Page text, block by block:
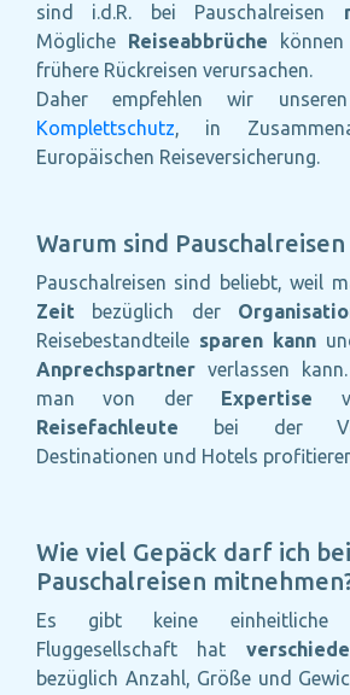
sind i.d.R. bei Pauschalreisen
Mögliche Reiseabbrüche können
frühere Rückreisen verursachen.
Daher empfehlen wir unseren
Komplettschutz, in
Europäischen Reiseversicherung.
Warum sind
Pauschalreisen sind beliebt, weil
Zeit bezüglich der
Reisebestandteile sparen kann
Anprechspartner verlassen
man von der Expertise
Reisefachleute bei der
Destinationen und Hotels
Wie viel Gepäck darf ich bei
Pauschalreisen
Es gibt keine einheitliche
Fluggesellschaft hat
bezüglich Anzahl, Größe und